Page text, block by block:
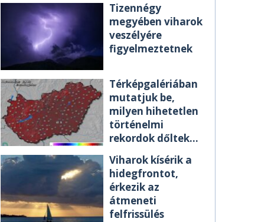
Tizennégy
megyében viharok
veszélyére
figyelmeztetnek
Térképgalériában
mutatjuk be,
milyen hihetetlen
történelmi
rekordok dőltek
Viharok kísérik a
hidegfrontot,
érkezik az
átmeneti
felfrissülés